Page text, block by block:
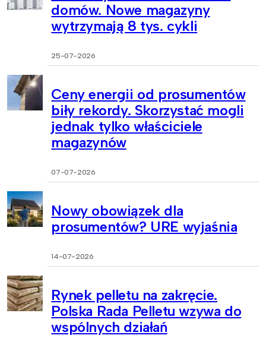
domów. Nowe magazyny
wytrzymają 8 tys. cykli
25-07-2026
Ceny energii od prosumentów
biły rekordy. Skorzystać mogli
jednak tylko właściciele
magazynów
07-07-2026
Nowy obowiązek dla
prosumentów? URE wyjaśnia
14-07-2026
Rynek pelletu na zakręcie.
Polska Rada Pelletu wzywa do
wspólnych działań